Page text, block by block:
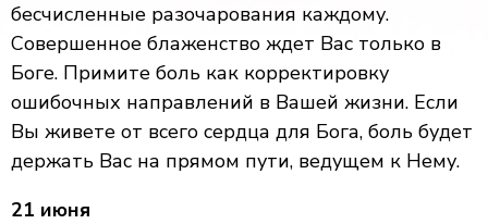
бесчисленные разочарования каждому.
Совершенное блаженство ждет Вас только в
Боге. Примите боль как корректировку
ошибочных направлений в Вашей жизни. Если
Вы живете от всего сердца для Бога, боль будет
держать Вас на прямом пути, ведущем к Нему.
21 июня